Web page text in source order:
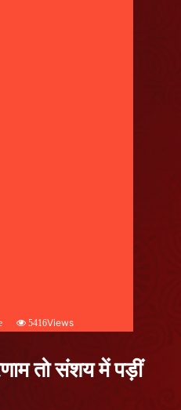
5416Views
तो संशय में पड़ीं